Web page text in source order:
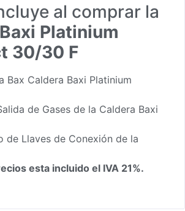
al comprar la
Platinium
30/30 F
Bax Caldera Baxi Platinium
de Gases de la Caldera Baxi
de Llaves de Conexión de la
esta incluido el IVA 21%.